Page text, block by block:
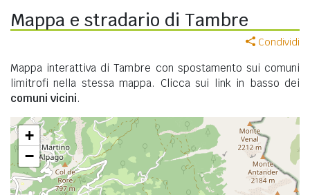
Mappa e stradario di Tambre
Condividi
Mappa interattiva di Tambre con spostamento sui comuni
limitrofi nella stessa mappa. Clicca sui link in basso dei
comuni vicini.
+
−